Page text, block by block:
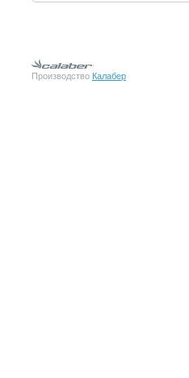
Производство Калабер